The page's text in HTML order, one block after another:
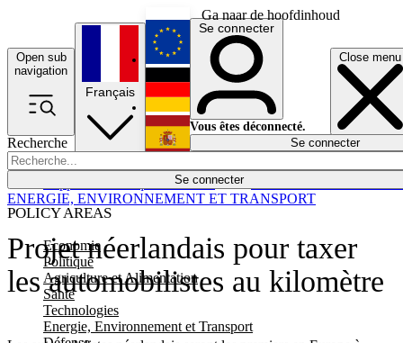
Ga naar de hoofdinhoud
Open sub
navigation
Close menu
Recherche
Se connecter
POLICY AREAS
Economie
Politique
Agriculture et Alimentation
Santé
Technologies
Energie, Environnement et Transport
Économie
Français
English
Deutsch
Español
Se connecter
Vous êtes déconnecté.
Se connecter
Projet néerlandais pour taxer
les automobilistes au kilomètre
ENERGIE, ENVIRONNEMENT ET TRANSPORT